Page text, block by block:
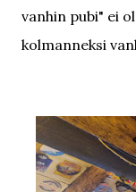
vanhin pubi" ei
kolmanneksi